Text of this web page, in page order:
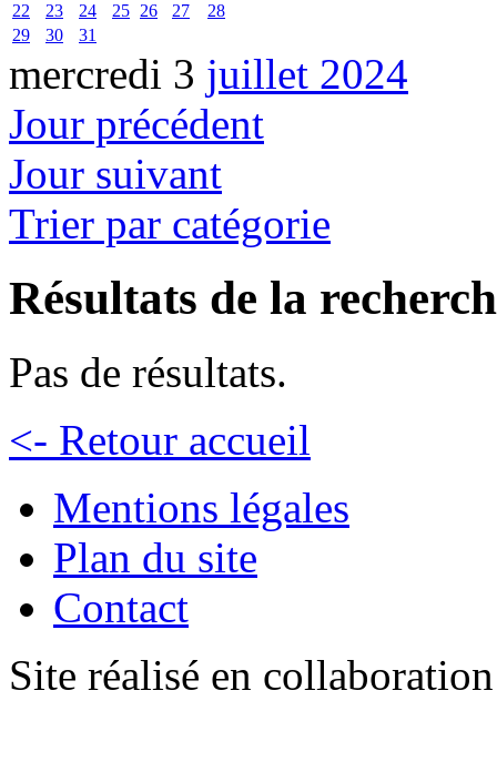
22
23 24 25 26 27
28
29
30 31
mercredi 3 juillet 2024
Jour précédent
Jour suivant
Trier par catégorie
Résultats de la
Pas de résultats.
<- Retour accueil
Mentions légales
Plan du site
Contact
Site réalisé en